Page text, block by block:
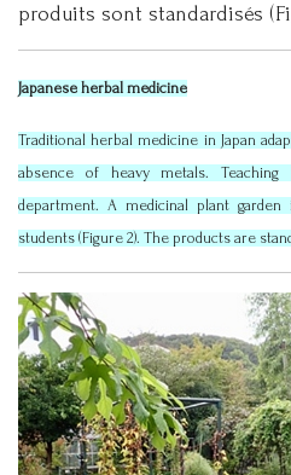
produits sont standardisés
Japanese herbal medicine
Traditional herbal medicine in Japan
absence of heavy metals.
department. A medicinal plant
students (Figure 2). The products are